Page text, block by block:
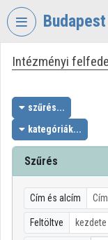
Fejléc kihagyása
VIDEOTORIUM
BUDAPEST
FŐVÁROS
LEVÉLTÁRA
Intézményi kezdőlap
Bejelentkezés
Intézményi felfedezés
Intézményi
szűrés...
kategóriák...
Szűrés
Cím és alcím
Feltöltve